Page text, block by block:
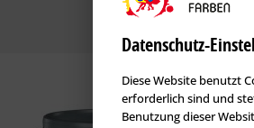
auf Farbtonexaktheit überprüfen. Auf
Haftgrund im passendenDatenschutz-
Diese Website benutzt
erforderlich sind und
Benutzung dieser